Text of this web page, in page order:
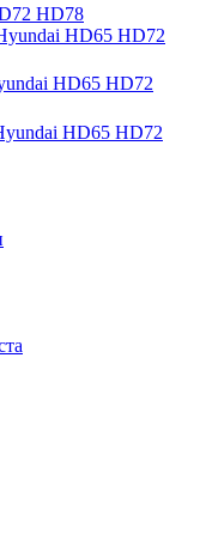
HD78
HD65 HD72
HD65 HD72
HD65 HD72